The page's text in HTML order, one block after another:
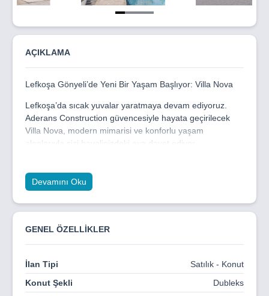
1
of
AÇIKLAMA
Lefkoşa Gönyeli’de Yeni Bir Yaşam Başlıyor: Villa Nova
Lefkoşa’da sıcak yuvalar yaratmaya devam ediyoruz.
Aderans Construction güvencesiyle hayata geçirilecek
Villa Nova, modern mimarisi ve konforlu yaşam
alanlarıyla sizi hayalinizdeki eve davet ediyor.
proje, ferah 3+1 ve 4+1 villa seçenekleri ile hem aile
yaşamına hem de yatırım beklentilerine hitap ediyor.
Doğayla iç içe, şehir merkezine yakın bir lokasyonda;
güvenli, huzurlu ve kaliteli bir yaşam sizi bekliyor.
🏡 Estetik tasarım, sağlam yapı ve fonksiyonel planlama
Aderans Construction kalitesiyle buluşuyor.
Devamını Oku
GENEL ÖZELLİKLER
İlan Tipi
Satılık - Konut
Konut Şekli
Dubleks